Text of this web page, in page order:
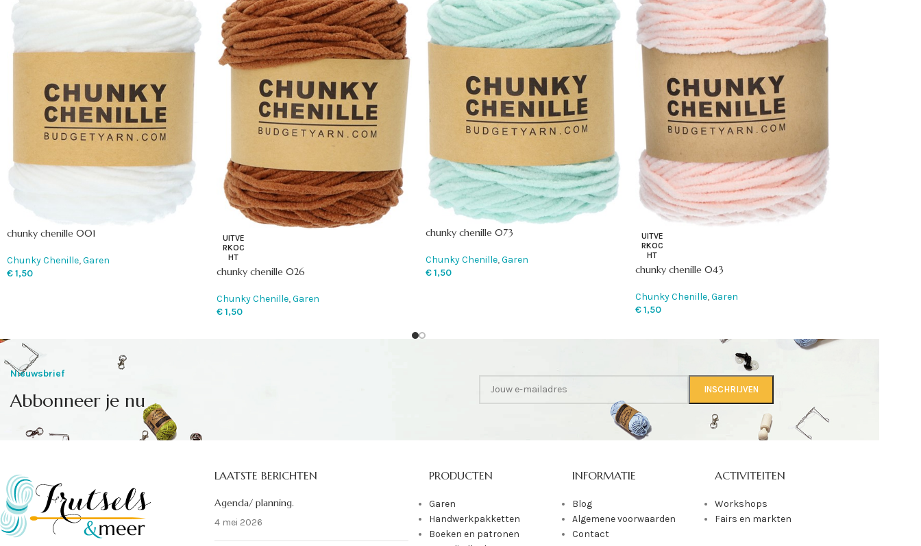
chunky chenille 001
Chunky Chenille,Garen
€1,50
UITVE
RKOC
HT
chunky chenille 026
Chunky Chenille, Garen
€1,50
chunky chenille 073
Chunky Chenille,Garen
€1,50
UITVE
RKOC
HT
chunky chenille 043
Chunky Chenille, Garen
€1,50
Nieuwsbrief
Abbonneer je nu
LAATSTE BERICHTEN
Agenda/ planning.
4 mei 2026
PRODUCTEN
Garen
Handwerkpakketten
Boeken en patronen
INFORMATIE
Blog
Algemene voorwaarden
Contact
ACTIVITEITEN
Workshops
Fairs en markten